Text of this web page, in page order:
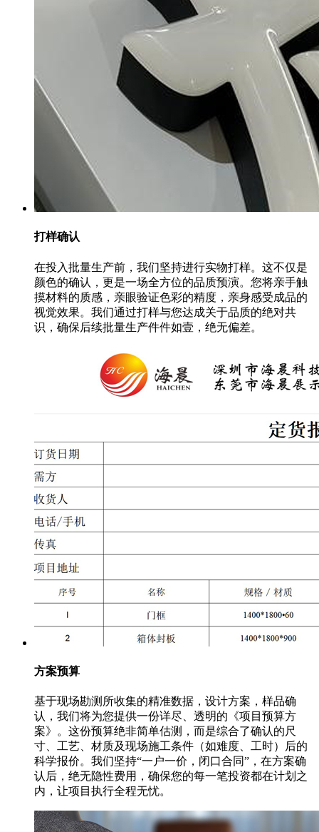
打样确认
在投入批量生产前，我们坚持进行实物打样。这不仅是
颜色的确认，更是一场全方位的品质预演。您将亲手触
摸材料的质感，亲眼验证色彩的精度，亲身感受成品的
视觉效果。我们通过打样与您达成关于品质的绝对共
识，确保后续批量生产件件如壹，绝无偏差。
方案预算
基于现场勘测所收集的精准数据，设计方案，样品确
认，我们将为您提供一份详尽、透明的《项目预算方
案》。这份预算绝非简单估测，而是综合了确认的尺
寸、工艺、材质及现场施工条件（如难度、工时）后的
科学报价。我们坚持“一户一价，闭口合同”，在方案确
认后，绝无隐性费用，确保您的每一笔投资都在计划之
内，让项目执行全程无忧。